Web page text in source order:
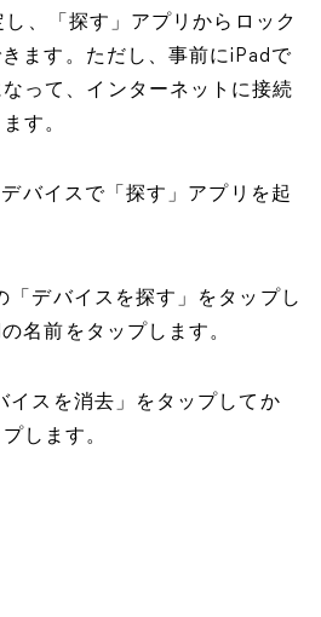
、「探す」アプリからロック
ます。ただし、事前にiPadで
なって、インターネットに接続
す。
バイスで「探す」アプリを起
「デバイスを探す」をタップし
名前をタップします。
イスを消去」をタップしてか
します。